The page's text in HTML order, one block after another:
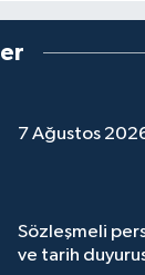
7 Ağustos
Sözleşmeli
ve tarih